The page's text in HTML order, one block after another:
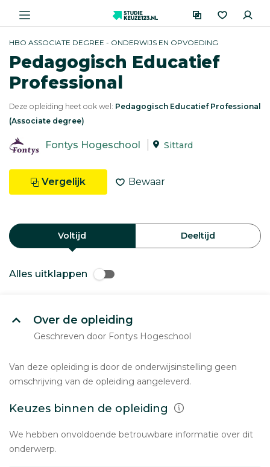
HBO ASSOCIATE DEGREE - ONDERWIJS EN OPVOEDING
Pedagogisch Educatief
Professional
Deze opleiding heet ook wel: Pedagogisch Educatief Professional
(Associate degree)
Fontys Hogeschool Sittard
Vergelijk Bewaar
Voltijd Deeltijd
Alles uitklappen
Over de opleiding
Geschreven door Fontys Hogeschool
Van deze opleiding is door de onderwijsinstelling geen
omschrijving van de opleiding aangeleverd.
Keuzes binnen de opleiding
We hebben onvoldoende betrouwbare informatie over dit
onderwerp.